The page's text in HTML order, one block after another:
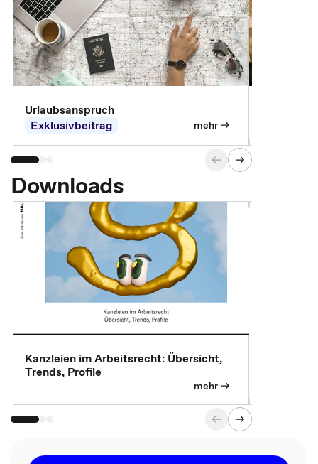
Urlaubsanspruch
Exklusivbeitrag
mehr
Downloads
Kanzleien im Arbeitsrecht: Übersicht,
Trends, Profile
mehr